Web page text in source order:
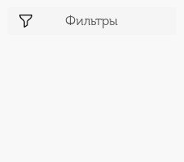
Фильтры